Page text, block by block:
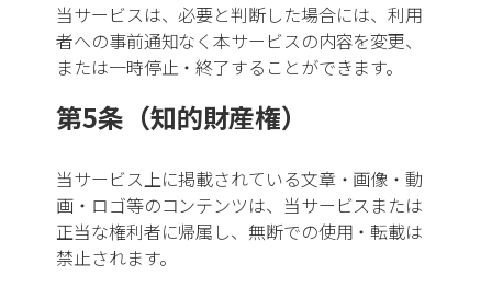
当サービスは、必要と判断した場合には、利用
者への事前通知なく本サービスの内容を変更、
または一時停止・終了することができます。
第5条（知的財産権）
当サービス上に掲載されている文章・画像・動
画・ロゴ等のコンテンツは、当サービスまたは
正当な権利者に帰属し、無断での使用・転載は
禁止されます。
すべて
ロボット・自動化装置
金属加工業